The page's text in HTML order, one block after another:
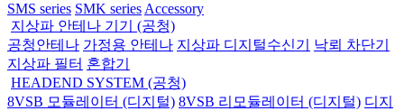
SMS series SMK series Accessory
지상파 안테나 기기 (공청)
공청안테나 가정용 안테나 지상파 디지털수신기
낙뢰 차단기
지상파 필터 혼합기
HEADEND SYSTEM (공청)
8VSB 모듈레이터 (디지털) 8VSB 리모듈레이터 (디지털) 디지